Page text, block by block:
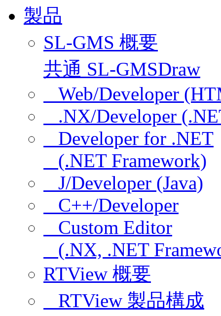
製品
SL-GMS 概要
共通 SL-GMSDraw
Web/Developer
.NX/Developer
Developer for .NET
(.NET Framework)
J/Developer (Java)
C++/Developer
Custom Editor
(.NX, .NET
RTView 概要
RTView 製品構成